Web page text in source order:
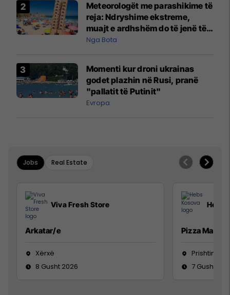
Meteorologët me parashikime të
reja: Ndryshime ekstreme,
muajt e ardhshëm do të jenë të
pazakontë
Nga Bota
Momenti kur droni ukrainas
godet plazhin në Rusi, pranë
"pallatit të Putinit"
Evropa
Jobs Real Estate
Viva Fresh Store
Arkatar/e
Xërxë
8 Gusht 2026
Hebs
Pizza Man
Prishtinë
7 Gusht